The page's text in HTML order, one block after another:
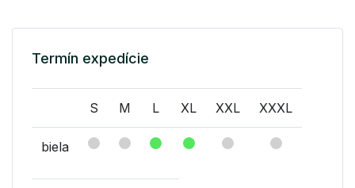
Termín expedície
S M L XL XXL XXXL
biela